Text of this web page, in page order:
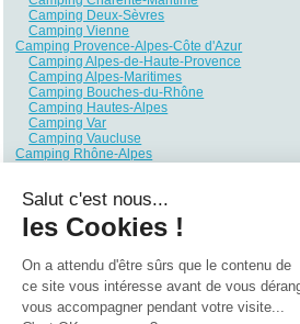
Camping Deux-Sèvres
Camping Vienne
Camping Provence-Alpes-Côte d'Azur
Camping Alpes-de-Haute-Provence
Camping Alpes-Maritimes
Camping Bouches-du-Rhône
Camping Hautes-Alpes
Camping Var
Camping Vaucluse
Camping Rhône-Alpes
Camping Drôme
Camping Haute-Savoie
Camping Isère
Camping Rhône
Qui sommes nous ? |Contactez-nous
Salut c'est nous...
les Cookies !
On a attendu d'être sûrs que le contenu de
ce site vous intéresse avant de vous
vous accompagner pendant votre visite...